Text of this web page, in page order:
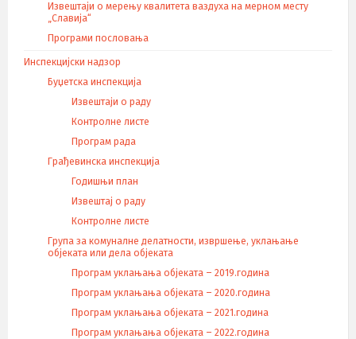
Извештаји о мерењу квалитета ваздуха на мерном месту
„Славија“
Програми пословања
Инспекцијски надзор
Буџетска инспекција
Извештаји о раду
Контролне листе
Програм рада
Грађевинска инспекција
Годишњи план
Извештај о раду
Контролне листе
Група за комуналне делатности, извршење, уклањање
објеката или дела објеката
Програм уклањања објеката – 2019.година
Програм уклањања објеката – 2020.година
Програм уклањања објеката – 2021.година
Програм уклањања објеката – 2022.година